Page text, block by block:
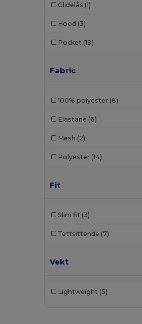
Glidelås (1)
Hood (3)
Pocket (19)
Fabric
100% polyester (8)
Elastane (6)
Mesh (2)
Polyester (14)
Fit
Slim fit (3)
Tettsittende (7)
Vekt
Lightweight (5)